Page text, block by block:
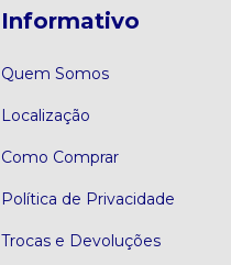
Informativo
Quem Somos
Localização
Como Comprar
Política de Privacidade
Trocas e Devoluções